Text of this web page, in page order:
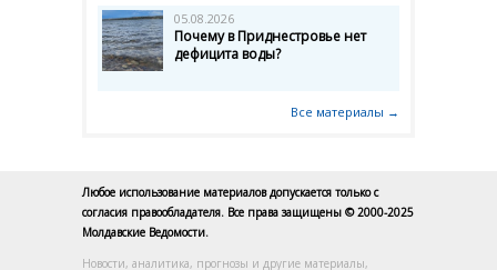
05.08.2026
Почему в Приднестровье нет
дефицита воды?
Все материалы →
Любое использование материалов допускается только с
согласия правообладателя. Все права защищены © 2000-2025
Молдавские Ведомости.
Новости, аналитика, прогнозы и другие материалы,